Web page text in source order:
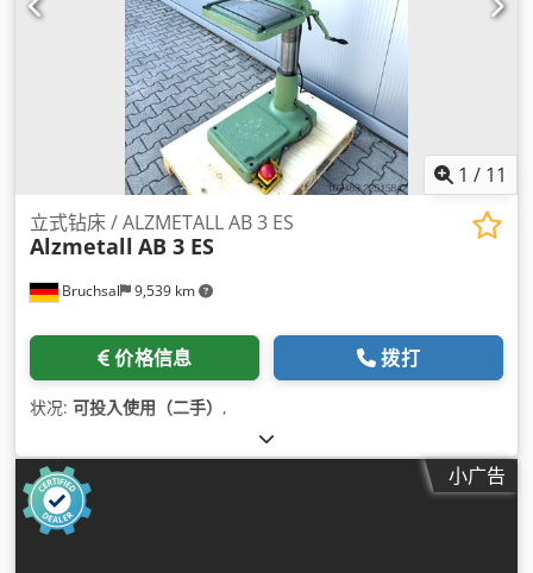
1 / 11
Bruchsal 9,539 km
立式钻床 / ALZMETALL AB 3 ES
Alzmetall AB 3 ES
价格信息 拨打
状况: 可投入使用（二手） ,
小广告